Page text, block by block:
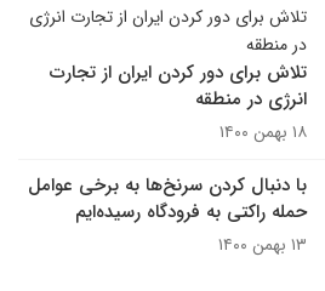
تلاش برای دور کردن ایران از تجارت انرژی
در منطقه
تلاش برای دور کردن ایران از تجارت
انرژی در منطقه
۱۸ بهمن ۱۴۰۰
با دنبال کردن سرنخ‌ها به برخی عوامل
حمله راکتی به فرودگاه رسیده‌ایم
۱۳ بهمن ۱۴۰۰